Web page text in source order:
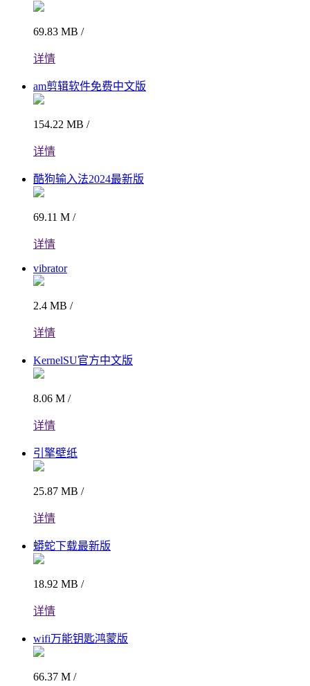
69.83 MB /
详情
am剪辑软件免费中文版
154.22 MB /
详情
酷狗输入法2024最新版
69.11 M /
详情
vibrator
2.4 MB /
详情
KernelSU官方中文版
8.06 M /
详情
引擎壁纸
25.87 MB /
详情
蟒蛇下载最新版
18.92 MB /
详情
wifi万能钥匙鸿蒙版
66.37 M /